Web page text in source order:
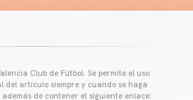
Club de Fútbol. Se permite el uso
del artículo siempre y cuando se haga
de contener el siguiente enlace: